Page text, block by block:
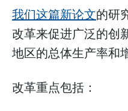
我们这篇新论文的研
改革来促进广泛的创
地区的总体生产率和
改革重点包括：